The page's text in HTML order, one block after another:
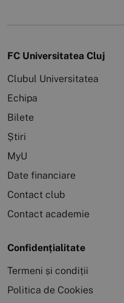
FC Universitatea Cluj
Clubul Universitatea
Echipa
Bilete
Știri
MyU
Date financiare
Contact club
Contact academie
Confidențialitate
Termeni și condiții
Politica de Cookies